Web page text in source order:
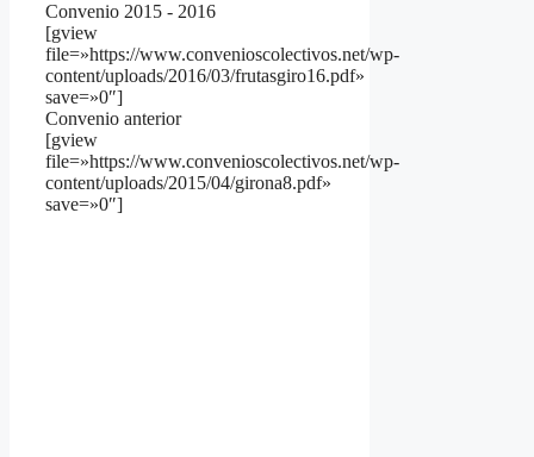
Convenio 2015 - 2016
[gview
file=»https://www.convenioscolectivos.net/wp-
content/uploads/2016/03/frutasgiro16.pdf»
save=»0″]
Convenio anterior
[gview
file=»https://www.convenioscolectivos.net/wp-
content/uploads/2015/04/girona8.pdf»
save=»0″]